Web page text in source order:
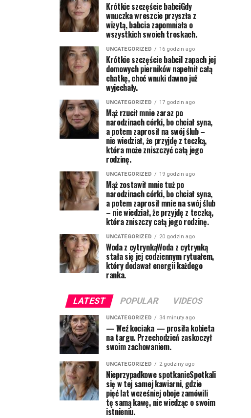
Krótkie szczęście babciGdy
wnuczka wreszcie przyszła z
wizytą, babcia zapomniała o
wszystkich swoich troskach.
UNCATEGORIZED 16 godzin ago
Krótkie szczęście babciI zapach jej
domowych pierników napełnił całą
chatkę, choć wnuki dawno już
wyjechały.
UNCATEGORIZED 17 godzin ago
Mąż rzucił mnie zaraz po
narodzinach córki, bo chciał syna,
a potem zaprosił na swój ślub –
nie wiedział, że przyjdę z teczką,
która może zniszczyć całą jego
rodzinę.
UNCATEGORIZED 19 godzin ago
Mąż zostawił mnie tuż po
narodzinach córki, bo chciał syna,
a potem zaprosił mnie na swój ślub
– nie wiedział, że przyjdę z teczką,
która zniszczy całą jego rodzinę.
UNCATEGORIZED 20 godzin ago
Woda z cytrynkąWoda z cytrynką
stała się jej codziennym rytuałem,
który dodawał energii każdego
ranka.
LATEST POPULAR VIDEOS
UNCATEGORIZED 34 minuty ago
— Weź kociaka — prosiła kobieta
na targu. Przechodzień zaskoczył
swoim zachowaniem.
UNCATEGORIZED 2 godziny ago
Nieprzypadkowe spotkanieSpotkali
się w tej samej kawiarni, gdzie
pięć lat wcześniej oboje zamówili
tę samą kawę, nie wiedząc o swoim
istnieniu.